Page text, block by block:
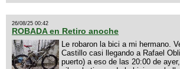
26/08/25 00:42
ROBADA en Retiro anoche
Le robaron la bici a mi hermano.
Castillo casi llegando a Rafael
puerto) a eso de las 20:00 de